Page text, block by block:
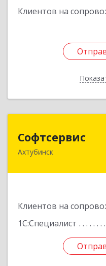
Клиентов на
Софтсервис
Ахтубинск
Клиентов на
1С:Специалист
416500,